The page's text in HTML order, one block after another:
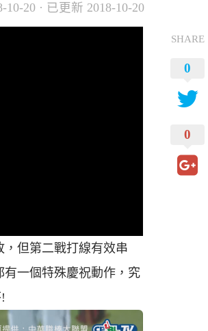
10-20 · 已更新 2018-10-20
但第二戰打線有效串
一個特殊慶祝動作，究
SHARE
0
0